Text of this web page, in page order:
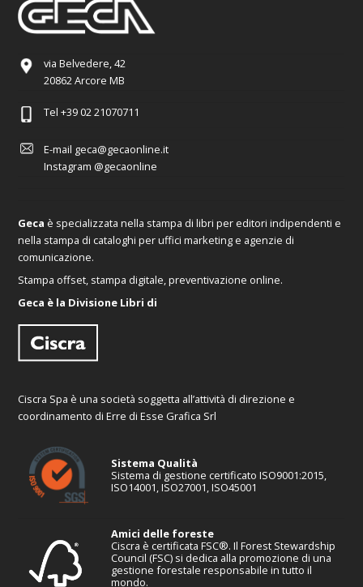
via Belvedere, 42
20862 Arcore MB
Tel +39 02 21070711
E-mail geca@gecaonline.it
Instagram @gecaonline
Geca è specializzata nella stampa di libri per editori indipendenti e
nella stampa di cataloghi per uffici marketing e agenzie di
comunicazione.
Stampa offset, stampa digitale, preventivazione online.
Geca è la Divisione Libri di
Ciscra Spa è una società soggetta all’attività di direzione e
coordinamento di Erre di Esse Grafica Srl
Sistema Qualità
Sistema di gestione certificato ISO9001:2015,
ISO14001, ISO27001, ISO45001
Amici delle foreste
Ciscra è certificata FSC®. Il Forest Stewardship
Council (FSC) si dedica alla promozione di una
gestione forestale responsabile in tutto il
mondo.